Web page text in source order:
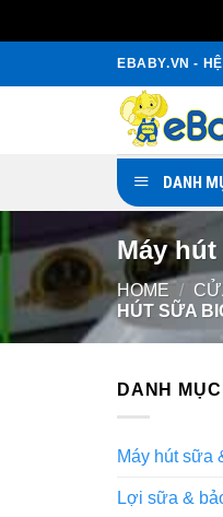
EBABY.VN -
DANH
Máy
HOME /
HÚT SỮA
DANH
Máy hút sữa
Lợi sữa &